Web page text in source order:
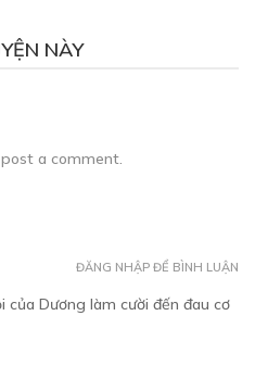
NÀY
a comment.
của Dương làm cười đến đau cơ
ĐĂNG NHẬP ĐỂ BÌNH LUẬN